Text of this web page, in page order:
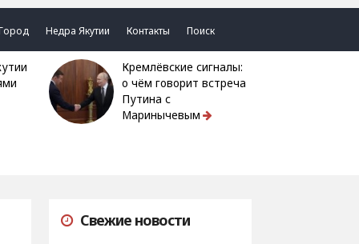
Недра Якутии Контакты Поиск
Кремлёвские сигналы:
о чём говорит встреча
Путина с
Маринычевым
Свежие новости